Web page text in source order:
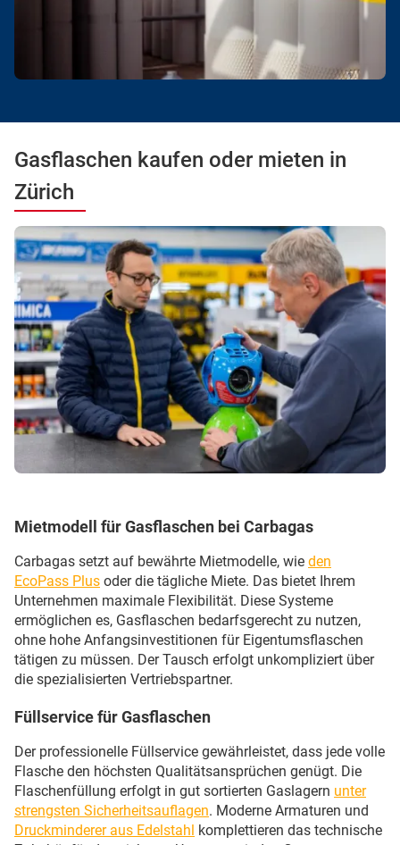
Gasflaschen kaufen oder mieten in
Zürich
Mietmodell für Gasflaschen bei Carbagas
Carbagas setzt auf bewährte Mietmodelle, wie den
EcoPass Plus oder die tägliche Miete. Das bietet Ihrem
Unternehmen maximale Flexibilität. Diese Systeme
ermöglichen es, Gasflaschen bedarfsgerecht zu nutzen,
ohne hohe Anfangsinvestitionen für Eigentumsflaschen
tätigen zu müssen. Der Tausch erfolgt unkompliziert über
die spezialisierten Vertriebspartner.
Füllservice für Gasflaschen
Der professionelle Füllservice gewährleistet, dass jede volle
Flasche den höchsten Qualitätsansprüchen genügt. Die
Flaschenfüllung erfolgt in gut sortierten Gaslagern unter
strengsten Sicherheitsauflagen. Moderne Armaturen und
Druckminderer aus Edelstahl komplettieren das technische